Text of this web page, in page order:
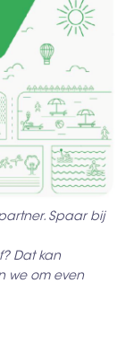
Spaar bij
Dat kan
we om even